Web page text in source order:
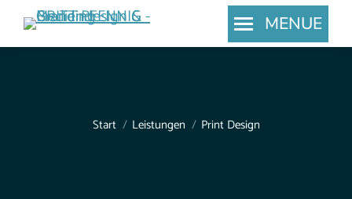
MENUE
Search:
Sie befinden sich hier:
Start Leistungen Print Design